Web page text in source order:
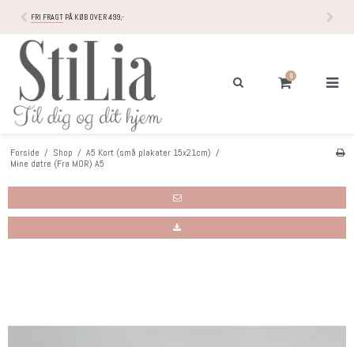
FRI FRAGTPÅ KØB OVER 499,-
0
Forside / Shop / A5 Kort (små plakater 15x21cm) /
Mine døtre (Fra MOR) A5